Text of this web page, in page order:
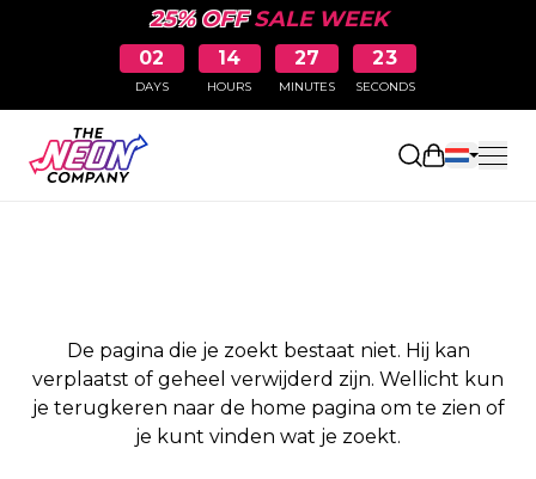
25% OFFSALE WEEK
02
DAYS
14
HOURS
27
MINUTES
23
SECONDS
PAGINA NIET
De pagina die je zoekt bestaat niet. Hij kan
verplaatst of geheel verwijderd zijn. Wellicht kun
je terugkeren naar de home pagina om te zien of
je kunt vinden wat je zoekt.